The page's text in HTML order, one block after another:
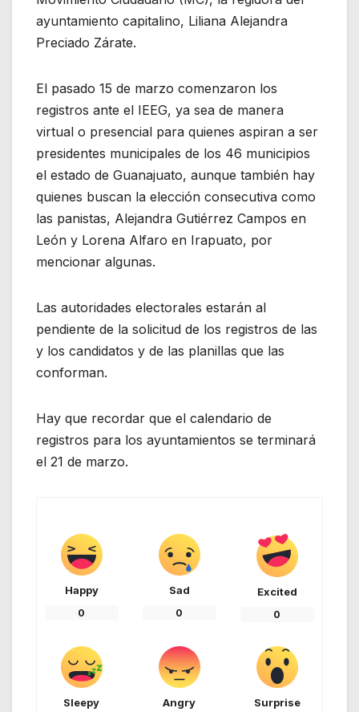
ayuntamiento capitalino, Liliana Alejandra
Preciado Zárate.
El pasado 15 de marzo comenzaron los
registros ante el IEEG, ya sea de manera
virtual o presencial para quienes aspiran a ser
presidentes municipales de los 46 municipios
el estado de Guanajuato, aunque también hay
quienes buscan la elección consecutiva como
las panistas, Alejandra Gutiérrez Campos en
León y Lorena Alfaro en Irapuato, por
mencionar algunas.
Las autoridades electorales estarán al
pendiente de la solicitud de los registros de las
y los candidatos y de las planillas que las
conforman.
Hay que recordar que el calendario de
registros para los ayuntamientos se terminará
el 21 de marzo.
Happy
0
Sad
0
Excited
0
Sleepy Angry Surprise